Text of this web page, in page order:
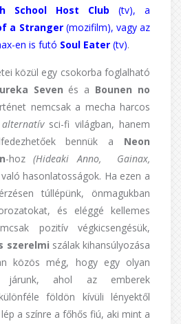
School Host Club (tv), a
a Stranger(mozifilm), vagy az
en is futó Soul Eater (tv).
közül egy csokorba foglalható
Seven és a Bounen no
nemcsak a mecha harcos
alternatív sci-fi világban, hanem
bennük a Neon
-hoz(Hideaki Anno, Gainax,
való hasonlatosságok. Ha ezen a
túllépünk, önmagukban
és eléggé kellemes
pozitív végkicsengésük,
szerelmi szálak kihansúlyozása
közös még, hogy egy olyan
járunk, ahol az emberek
földön kívüli lényektől
a színre a főhős fiú, aki mint a